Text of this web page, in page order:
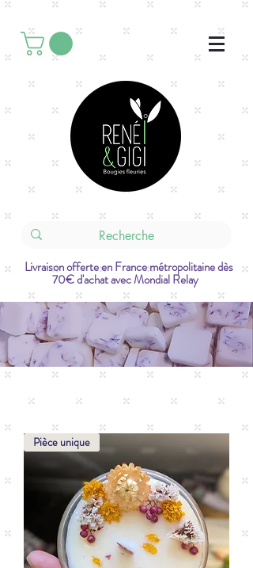
Livraison offerte en France métropolitaine dès
70€ d'achat avec Mondial Relay
Les nouveautés
Pièce unique